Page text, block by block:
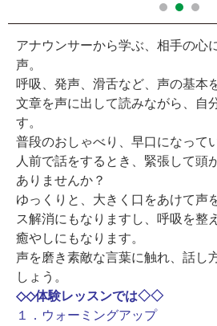
アナウンサーから学ぶ、相手の心
声。
呼吸、発声、滑舌など、声の基本
文章を声に出して読みながら、自
す。
普段のおしゃべり、早口になって
人前で話をするとき、緊張して頭
ありませんか？
ゆっくりと、大きく口をあけて声
ス解消にもなりますし、呼吸を整
癒やしにもなります。
声を磨き素敵な言葉に触れ、話し
しょう。
◇◇体験レッスンでは◇◇
１．ウォーミングアップ